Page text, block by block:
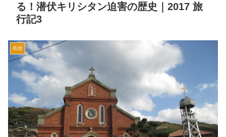
る！潜伏キリシタン迫害の歴史｜2017 旅
行記3
島旅